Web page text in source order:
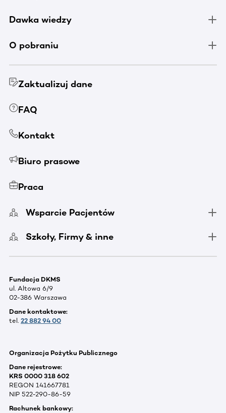
Dawka wiedzy
O pobraniu
Zaktualizuj dane
FAQ
Kontakt
Biuro prasowe
Praca
Wsparcie Pacjentów
Szkoły, Firmy & inne
Fundacja DKMS
ul. Altowa 6/9
02-386 Warszawa
Dane kontaktowe:
tel. 22 882 94 00
Organizacja Pożytku Publicznego
Dane rejestrowe:
KRS 0000 318 602
REGON 141667781
NIP 522-290-86-59
Rachunek bankowy: